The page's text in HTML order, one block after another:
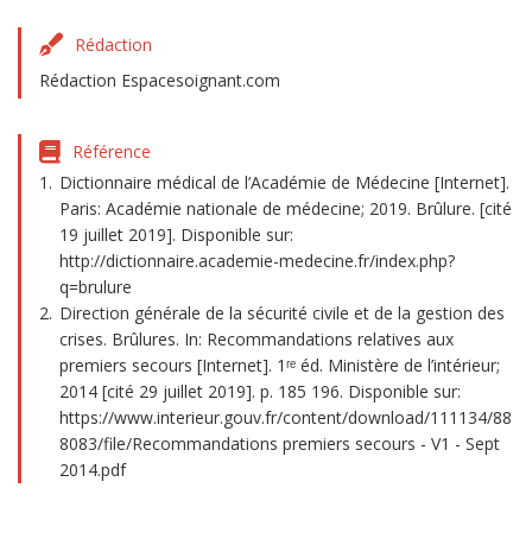
Rédaction
Rédaction Espacesoignant.com
Référence
Dictionnaire médical de l’Académie de Médecine [Internet].
Paris: Académie nationale de médecine; 2019. Brûlure. [cité
19 juillet 2019]. Disponible sur:
http://dictionnaire.academie-medecine.fr/index.php?
q=brulure
Direction générale de la sécurité civile et de la gestion des
crises. Brûlures. In: Recommandations relatives aux
premiers secours [Internet]. 1ʳᵉ éd. Ministère de l’intérieur;
2014 [cité 29 juillet 2019]. p. 185 196. Disponible sur:
https://www.interieur.gouv.fr/content/download/111134/88
8083/file/Recommandations premiers secours - V1 - Sept
2014.pdf